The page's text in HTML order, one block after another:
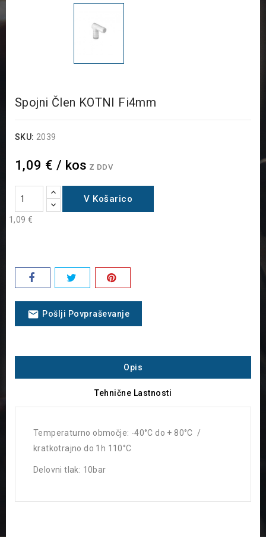
Spojni Člen KOTNI Fi4mm
SKU: 2039
1,09 € / kos Z DDV
V Košarico
1,09 €
email Pošlji Povpraševanje
Opis
Tehnične Lastnosti
Temperaturno območje: -40°C do + 80°C /
kratkotrajno do 1h 110°C
Delovni tlak: 10bar